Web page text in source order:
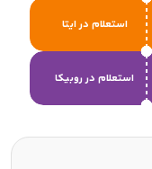
استعلام در ایتا
استعلام در روبیکا